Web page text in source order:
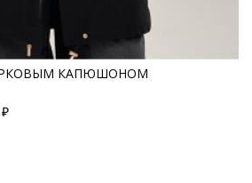
КАПЮШОНОМ